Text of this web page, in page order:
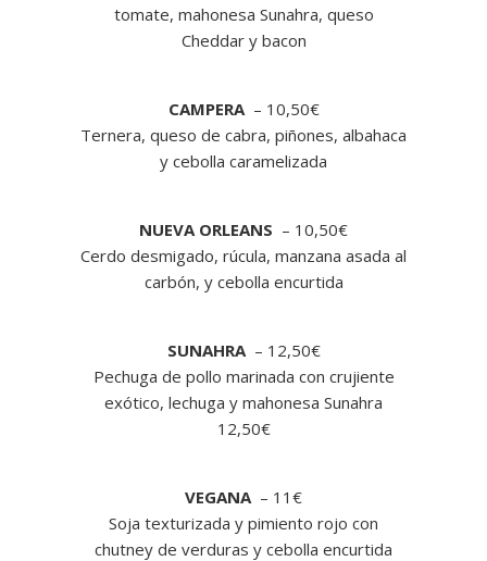
tomate, mahonesa Sunahra, queso
Cheddar y bacon
CAMPERA – 10,50€
Ternera, queso de cabra, piñones, albahaca
y cebolla caramelizada
NUEVA ORLEANS – 10,50€
Cerdo desmigado, rúcula, manzana asada al
carbón, y cebolla encurtida
SUNAHRA – 12,50€
Pechuga de pollo marinada con crujiente
exótico, lechuga y mahonesa Sunahra
12,50€
VEGANA – 11€
Soja texturizada y pimiento rojo con
chutney de verduras y cebolla encurtida